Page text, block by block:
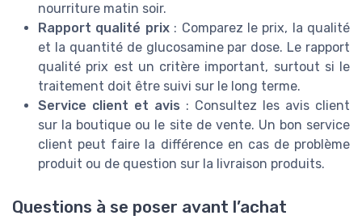
nourriture matin soir.
Rapport qualité prix: Comparez le prix, la qualité
et la quantité de glucosamine par dose. Le rapport
qualité prix est un critère important, surtout si le
traitement doit être suivi sur le long terme.
Service client et avis : Consultez les avis client
sur la boutique ou le site de vente. Un bon service
client peut faire la différence en cas de problème
produit ou de question sur la livraison produits.
Questions à se poser avant l’achat